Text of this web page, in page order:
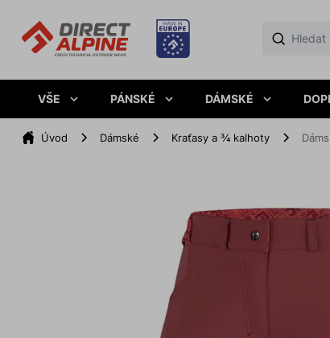
VŠE PÁNSKÉ DÁMSKÉ
Úvod Dámské Kraťasy a ¾ kalhoty